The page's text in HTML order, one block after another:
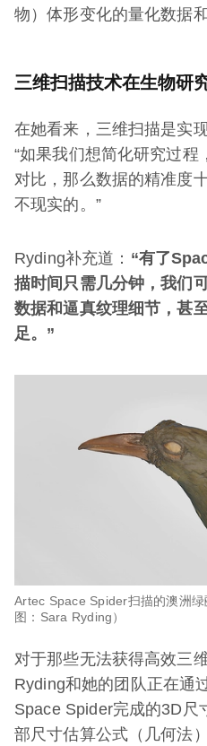
物）体形变化的量化数据
三维扫描技术在生物研
在她看来，三维扫描是实
“如果我们想简化研究过
对比，那么数据的精准度
不现实的。”
Ryding补充道： “有了
描时间只需几分钟，我们
数据和逼真纹理细节，甚
足。”
Artec Space Spider扫描的澳洲
图：Sara Ryding）
对于那些无法获得高效三
Ryding和她的团队正在通
Space Spider完成的3D尺
部尺寸估算公式（几何法）